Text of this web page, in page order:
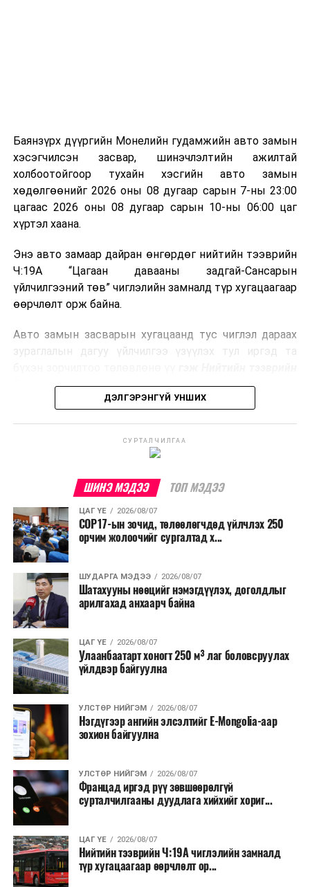
болон дулааны эрчим хүч үйлдвэрлэхэд ашиглаж
болдог. Зарим технологийн хувьд шаталтын дараа
үлдэх үнснээс фосфор зэрэг ашигт эрдсийг сэргээн
авах боломжтой аж.
байна. Тухайлбал, Германд лаг шатаах үйлдвэрээс
гарсан үнснээс фосфор сэргээн авах технологи
ашигладаг бол Нидерландад төвлөрсөн лаг
боловсруулах үйлдвэрүүдээр дулаан, цахилгаан
Ийнхүү лаг хатаах, шатаах технологийг лагийн
улсад өргөн ашиглаж байна.
Баянзүрх дүүргийн Монелийн гудамжийн авто замын
хэсэгчилсэн засвар, шинэчлэлтийн ажилтай
холбоотойгоор тухайн хэсгийн авто замын
хөдөлгөөнийг 2026 оны 08 дугаар сарын 7-ны 23:00
цагаас 2026 оны 08 дугаар сарын 10-ны 06:00 цаг
хүртэл хаана.
Энэ авто замаар дайран өнгөрдөг нийтийн тээврийн
Ч:19А “Цагаан давааны задгай-Сансарын
үйлчилгээний төв” чиглэлийн замналд түр хугацаагаар
өөрчлөлт орж байна.
Авто замын засварын хугацаанд тус чиглэл дараах
зураглалын дагуу үйлчилгээ үзүүлэх тул иргэд та
бодлогын газраас мэдээллээ.
ДЭЛГЭРЭНГҮЙ УНШИХ
СУРТАЛЧИЛГАА
ШИНЭ МЭДЭЭ ТОП МЭДЭЭ
ЦАГ ҮЕ 2026/08/07
COP17-ын зочид, төлөөлөгчдөд үйлчлэх 250
орчим жолоочийг сургалтад х...
ШУДАРГА МЭДЭЭ 2026/08/07
Шатахууны нөөцийг нэмэгдүүлэх, доголдлыг
арилгахад анхаарч байна
ЦАГ ҮЕ 2026/08/07
Улаанбаатарт хоногт 250 м³ лаг боловсруулах
үйлдвэр байгуулна
УЛСТӨР НИЙГЭМ 2026/08/07
Нэгдүгээр ангийн элсэлтийг E-Mongolia-аар
зохион байгуулна
УЛСТӨР НИЙГЭМ 2026/08/07
Францад иргэд рүү зөвшөөрөлгүй
сурталчилгааны дуудлага хийхийг хориг...
ЦАГ ҮЕ 2026/08/07
Нийтийн тээврийн Ч:19А чиглэлийн замналд
түр хугацаагаар өөрчлөлт ор...